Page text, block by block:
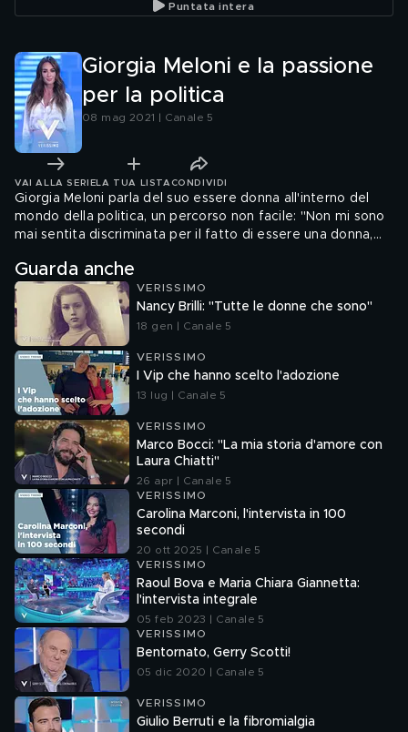
Puntata intera
Giorgia Meloni e la passione
per la politica
08 mag 2021 | Canale 5
VAI ALLA SERIE LA TUA LISTA CONDIVIDI
Giorgia Meloni parla del suo essere donna all'interno del
mondo della politica, un percorso non facile: "Non mi sono
mai sentita discriminata per il fatto di essere una donna,
condottiera. Ho reagito con la determinazione e il buon
esempio.
Guarda anche
VERISSIMO
Nancy Brilli: "Tutte le donne che sono"
18 gen | Canale 5
VERISSIMO
I Vip che hanno scelto l'adozione
13 lug | Canale 5
VERISSIMO
Marco Bocci: "La mia storia d'amore con
Laura Chiatti"
26 apr | Canale 5
VERISSIMO
Carolina Marconi, l'intervista in 100
secondi
20 ott 2025 | Canale 5
VERISSIMO
Raoul Bova e Maria Chiara Giannetta:
l'intervista integrale
05 feb 2023 | Canale 5
VERISSIMO
Bentornato, Gerry Scotti!
05 dic 2020 | Canale 5
VERISSIMO
Giulio Berruti e la fibromialgia